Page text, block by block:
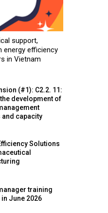
support,
energy efficiency
in Vietnam
(#1): C2.2. 11:
development of
and capacity
Solutions
training
June 2026